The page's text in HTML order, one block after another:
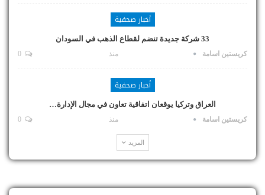
أخبار صحفية
33 شركة جديدة تنضم لقطاع الذهب في السودان
كريستين اسامة منذ
أخبار صحفية
العراق وتركيا يوقعان اتفاقية تعاون في مجال الإدارة…
كريستين اسامة منذ
المزيد